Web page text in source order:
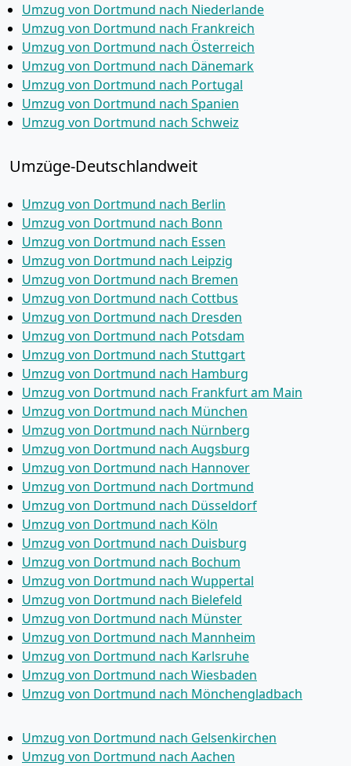
Umzug von Dortmund nach Niederlande
Umzug von Dortmund nach Frankreich
Umzug von Dortmund nach Österreich
Umzug von Dortmund nach Dänemark
Umzug von Dortmund nach Portugal
Umzug von Dortmund nach Spanien
Umzug von Dortmund nach Schweiz
Umzüge-Deutschlandweit
Umzug von Dortmund nach Berlin
Umzug von Dortmund nach Bonn
Umzug von Dortmund nach Essen
Umzug von Dortmund nach Leipzig
Umzug von Dortmund nach Bremen
Umzug von Dortmund nach Cottbus
Umzug von Dortmund nach Dresden
Umzug von Dortmund nach Potsdam
Umzug von Dortmund nach Stuttgart
Umzug von Dortmund nach Hamburg
Umzug von Dortmund nach Frankfurt am Main
Umzug von Dortmund nach München
Umzug von Dortmund nach Nürnberg
Umzug von Dortmund nach Augsburg
Umzug von Dortmund nach Hannover
Umzug von Dortmund nach Dortmund
Umzug von Dortmund nach Düsseldorf
Umzug von Dortmund nach Köln
Umzug von Dortmund nach Duisburg
Umzug von Dortmund nach Bochum
Umzug von Dortmund nach Wuppertal
Umzug von Dortmund nach Bielefeld
Umzug von Dortmund nach Münster
Umzug von Dortmund nach Mannheim
Umzug von Dortmund nach Karlsruhe
Umzug von Dortmund nach Wiesbaden
Umzug von Dortmund nach Mönchen­gladbach
Umzug von Dortmund nach Gelsenkirchen
Umzug von Dortmund nach Aachen